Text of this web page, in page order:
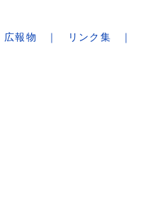
広報物 リンク集